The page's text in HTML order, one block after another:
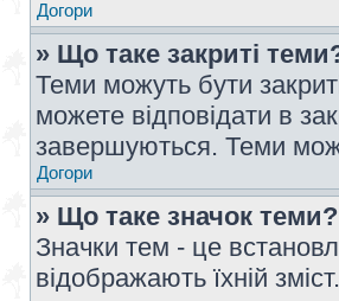
Догори
» Що таке закриті
Теми можуть бути
можете відповідати в
завершуються. Теми
Догори
» Що таке значок теми?
Значки тем - це
відображають їхній